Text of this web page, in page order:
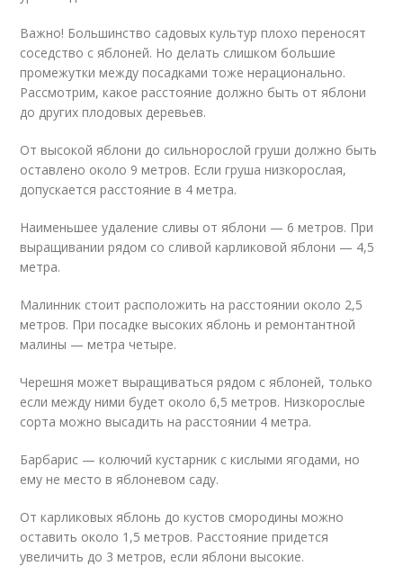
Важно! Большинство садовых культур плохо переносят
соседство с яблоней. Но делать слишком большие
промежутки между посадками тоже нерационально.
Рассмотрим, какое расстояние должно быть от яблони
до других плодовых деревьев.
От высокой яблони до сильнорослой груши должно быть
оставлено около 9 метров. Если груша низкорослая,
допускается расстояние в 4 метра.
Наименьшее удаление сливы от яблони — 6 метров. При
выращивании рядом со сливой карликовой яблони — 4,5
метра.
Малинник стоит расположить на расстоянии около 2,5
метров. При посадке высоких яблонь и ремонтантной
малины — метра четыре.
Черешня может выращиваться рядом с яблоней, только
если между ними будет около 6,5 метров. Низкорослые
сорта можно высадить на расстоянии 4 метра.
Барбарис — колючий кустарник с кислыми ягодами, но
ему не место в яблоневом саду.
От карликовых яблонь до кустов смородины можно
оставить около 1,5 метров. Расстояние придется
увеличить до 3 метров, если яблони высокие.